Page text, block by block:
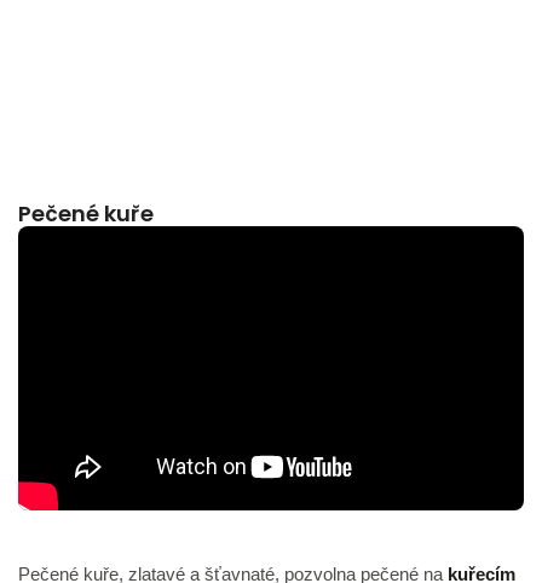
Pečené kuře
Pečené kuře, zlatavé a šťavnaté, pozvolna pečené na kuřecím